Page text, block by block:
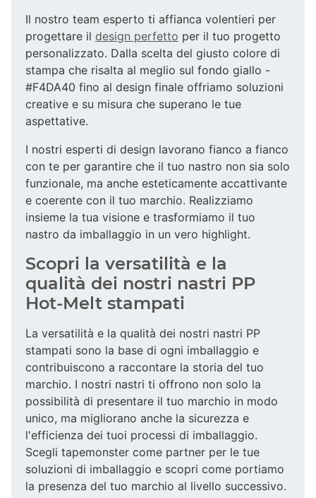
Il nostro team esperto ti affianca volentieri per
progettare il design perfetto per il tuo progetto
personalizzato. Dalla scelta del giusto colore di
stampa che risalta al meglio sul fondo giallo -
#F4DA40 fino al design finale offriamo soluzioni
creative e su misura che superano le tue
aspettative.
I nostri esperti di design lavorano fianco a fianco
con te per garantire che il tuo nastro non sia solo
funzionale, ma anche esteticamente accattivante
e coerente con il tuo marchio. Realizziamo
insieme la tua visione e trasformiamo il tuo
nastro da imballaggio in un vero highlight.
Scopri la versatilità e la
qualità dei nostri nastri PP
Hot-Melt stampati
La versatilità e la qualità dei nostri nastri PP
stampati sono la base di ogni imballaggio e
contribuiscono a raccontare la storia del tuo
marchio. I nostri nastri ti offrono non solo la
possibilità di presentare il tuo marchio in modo
unico, ma migliorano anche la sicurezza e
l'efficienza dei tuoi processi di imballaggio.
Scegli tapemonster come partner per le tue
soluzioni di imballaggio e scopri come portiamo
la presenza del tuo marchio al livello successivo.